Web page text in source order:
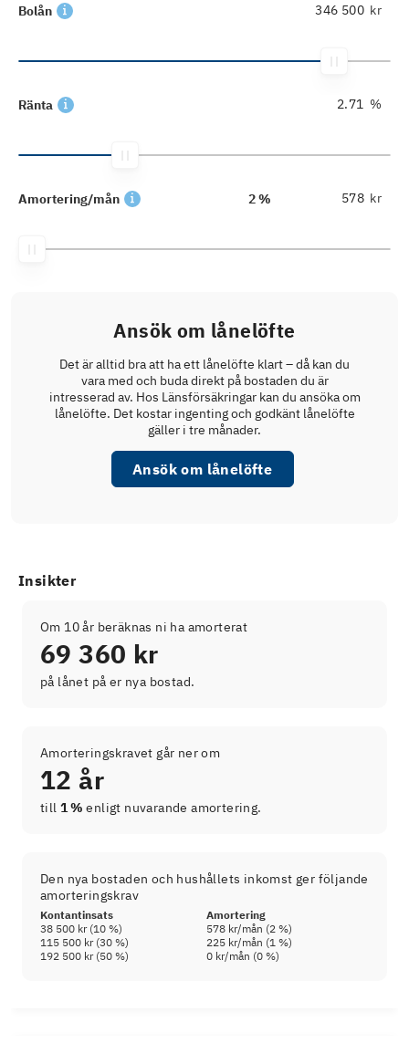
Bolån kr
Ränta %
Amortering/mån 2 % kr
Ansök om lånelöfte
Det är alltid bra att ha ett lånelöfte klart – då kan du
vara med och buda direkt på bostaden du är
intresserad av. Hos Länsförsäkringar kan du ansöka om
lånelöfte. Det kostar ingenting och godkänt lånelöfte
gäller i tre månader.
Ansök om lånelöfte
Insikter
Om 10 år beräknas ni ha amorterat
69 360 kr
på lånet på er nya bostad.
Amorteringskravet går ner om
12 år
till 1 % enligt nuvarande amortering.
Den nya bostaden och hushållets inkomst ger följande
amorteringskrav
Kontantinsats
Amortering
38 500 kr(10 %) 578 kr/mån (2 %)
115 500 kr(30 %) 225 kr/mån (1 %)
192 500 kr(50 %) 0 kr/mån (0 %)